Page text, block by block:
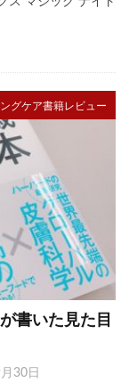
グケア書籍レビュー
書いた見た目
30日